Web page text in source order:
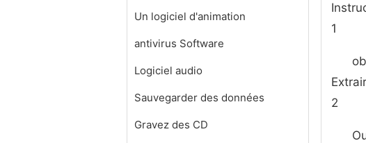
Un logiciel d'animation
antivirus Software
Logiciel audio
Sauvegarder des données
Gravez des CD
1
2